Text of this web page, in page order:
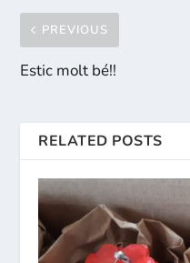
PREVIOUS
Estic molt bé!!
RELATED POSTS